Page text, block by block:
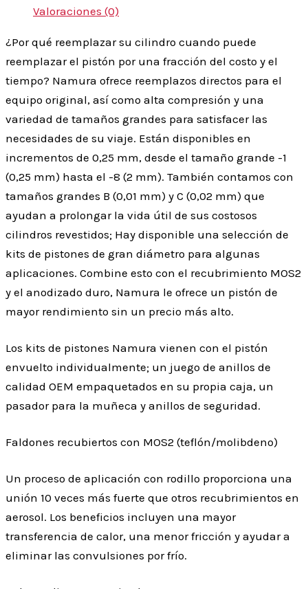
Valoraciones (0)
¿Por qué reemplazar su cilindro cuando puede
reemplazar el pistón por una fracción del costo y el
tiempo? Namura ofrece reemplazos directos para el
equipo original, así como alta compresión y una
variedad de tamaños grandes para satisfacer las
necesidades de su viaje. Están disponibles en
incrementos de 0,25 mm, desde el tamaño grande -1
(0,25 mm) hasta el -8 (2 mm). También contamos con
tamaños grandes B (0,01 mm) y C (0,02 mm) que
ayudan a prolongar la vida útil de sus costosos
cilindros revestidos; Hay disponible una selección de
kits de pistones de gran diámetro para algunas
aplicaciones. Combine esto con el recubrimiento MOS2
y el anodizado duro, Namura le ofrece un pistón de
mayor rendimiento sin un precio más alto.
Los kits de pistones Namura vienen con el pistón
envuelto individualmente; un juego de anillos de
calidad OEM empaquetados en su propia caja, un
pasador para la muñeca y anillos de seguridad.
Faldones recubiertos con MOS2 (teflón/molibdeno)
Un proceso de aplicación con rodillo proporciona una
unión 10 veces más fuerte que otros recubrimientos en
aerosol. Los beneficios incluyen una mayor
transferencia de calor, una menor fricción y ayudar a
eliminar las convulsiones por frío.